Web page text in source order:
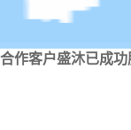
合作客户盛沐已成